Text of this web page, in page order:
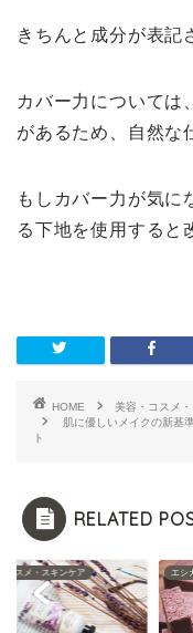
きちんと成分が表記
カバー力については
があるため、自然な
もしカバー力が気に
る下地を使用すると
HOME
美容・コスメ
肌に優しいメイクの新基
ト
RELATED
コスメ・スキンケア エシ